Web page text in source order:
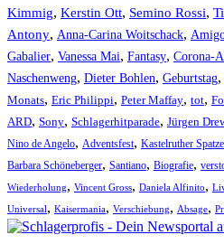
Kimmig, Kerstin Ott, Semino Rossi,
Antony, Anna-Carina Woitschack,
Gabalier, Vanessa Mai, Fantasy, Corona-
Naschenweng, Dieter Bohlen, Geburtstag,
Monats, Eric Philippi, Peter Maffay, tot,
ARD, Sony, Schlagerhitparade, Jürgen
Nino de Angelo, Adventsfest, Kastelruther
Barbara Schöneberger, Santiano, Biografie,
Wiederholung, Vincent Gross, Daniela Alfinito,
Universal, Kaisermania, Verschiebung, Absage,